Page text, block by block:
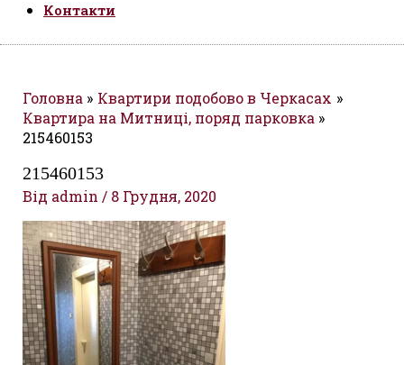
Контакти
Головна
Квартири подобово в Черкасах
Квартира на Митниці, поряд парковка
215460153
215460153
Від admin / 8 Грудня, 2020